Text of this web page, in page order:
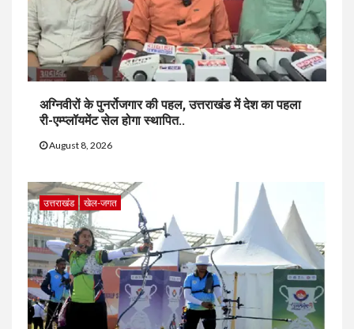
अग्निवीरों के पुनर्रोजगार की पहल, उत्तराखंड में देश का पहला
री-एम्प्लॉयमेंट सेल होगा स्थापित..
August 8, 2026
उत्तराखंड खेल-जगत